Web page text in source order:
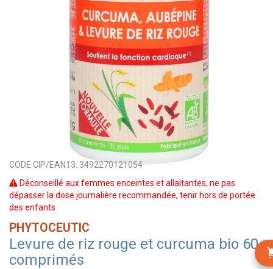
CODE CIP/EAN13: 3492270121054
Déconseillé aux femmes enceintes et allaitantes, ne pas
dépasser la dose journalière recommandée, tenir hors de portée
des enfants
PHYTOCEUTIC
Levure de riz rouge et curcuma bio 60
comprimés